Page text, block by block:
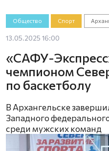
Общество Спорт
13.05.2025 16:00
«САФУ-
чемпионом
по баскетболу
В Архангельске
Западного
среди мужских команд